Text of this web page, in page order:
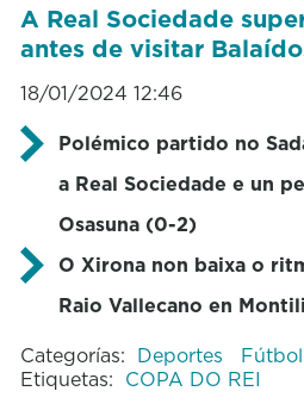
A Real Sociedade
antes de visitar
18/01/2024 12:46
Polémico partido no
a Real Sociedade e un
Osasuna (0-2)
O Xirona non baixa o
Raio Vallecano en
Categorías: Deportes
Fútbol
Etiquetas: COPA DO REI